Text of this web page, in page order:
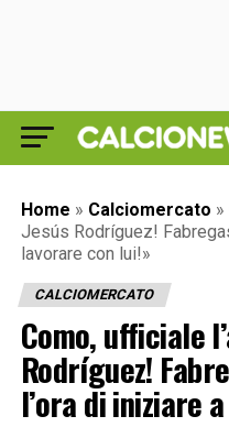
Home » Calciomercato »
Jesús Rodríguez!
lavorare con lui!»
CALCIOMERCATO
Como, ufficiale
Rodríguez!
l’ora di iniziare